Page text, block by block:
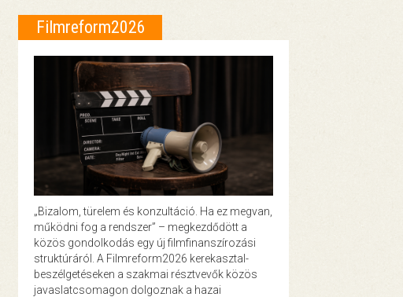
Filmreform2026
„Bizalom, türelem és konzultáció. Ha ez megvan,
működni fog a rendszer” – megkezdődött a
közös gondolkodás egy új filmfinanszírozási
struktúráról. A Filmreform2026 kerekasztal-
beszélgetéseken a szakmai résztvevők közös
javaslatcsomagon dolgoznak a hazai